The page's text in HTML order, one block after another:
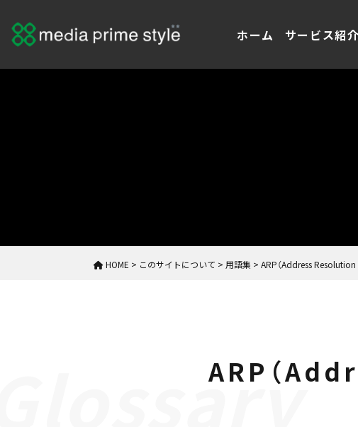
ホーム サービス紹介
HOME > このサイトについて > 用語集 > ARP（Address
ARP（